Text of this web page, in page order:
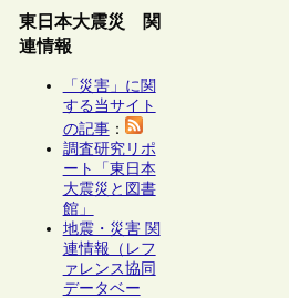
東日本大震災 関
連情報
「災害」に関
する当サイト
の記事：
調査研究リポ
ート「東日本
大震災と図書
館」
地震・災害 関
連情報（レフ
ァレンス協同
データベー